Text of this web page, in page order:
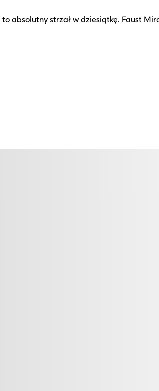
absolutny strzał w dziesiątkę. Faust